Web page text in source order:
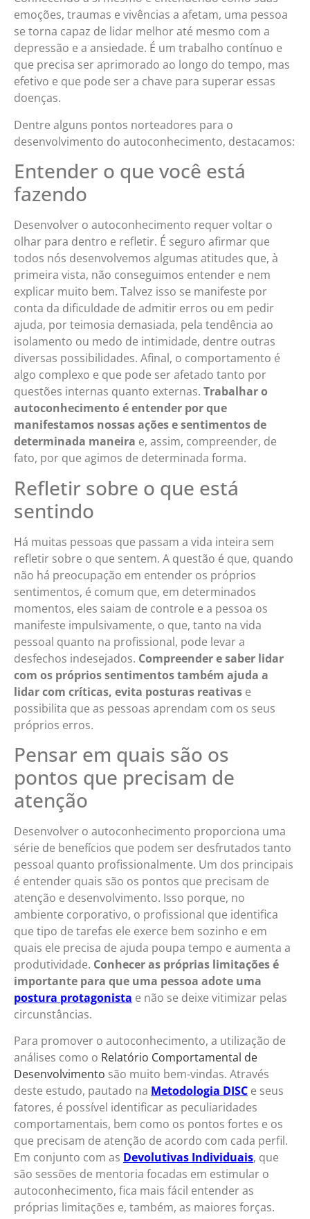
emoções, traumas e vivências a afetam, uma pessoa
se torna capaz de lidar melhor até mesmo com a
depressão e a ansiedade. É um trabalho contínuo e
que precisa ser aprimorado ao longo do tempo, mas
efetivo e que pode ser a chave para superar essas
doenças.
Dentre alguns pontos norteadores para o
desenvolvimento do autoconhecimento, destacamos:
Entender o que você está
fazendo
Desenvolver o autoconhecimento requer voltar o
olhar para dentro e refletir. É seguro afirmar que
todos nós desenvolvemos algumas atitudes que, à
primeira vista, não conseguimos entender e nem
explicar muito bem. Talvez isso se manifeste por
conta da dificuldade de admitir erros ou em pedir
ajuda, por teimosia demasiada, pela tendência ao
isolamento ou medo de intimidade, dentre outras
diversas possibilidades. Afinal, o comportamento é
algo complexo e que pode ser afetado tanto por
questões internas quanto externas. Trabalhar o
autoconhecimento é entender por que
manifestamos nossas ações e sentimentos de
determinada maneira e, assim, compreender, de
fato, por que agimos de determinada forma.
Refletir sobre o que está
sentindo
Há muitas pessoas que passam a vida inteira sem
refletir sobre o que sentem. A questão é que, quando
não há preocupação em entender os próprios
sentimentos, é comum que, em determinados
momentos, eles saiam de controle e a pessoa os
manifeste impulsivamente, o que, tanto na vida
pessoal quanto na profissional, pode levar a
desfechos indesejados. Compreender e saber lidar
com os próprios sentimentos também ajuda a
lidar com críticas, evita posturas reativas e
possibilita que as pessoas aprendam com os seus
próprios erros.
Pensar em quais são os
pontos que precisam de
atenção
Desenvolver o autoconhecimento proporciona uma
série de benefícios que podem ser desfrutados tanto
pessoal quanto profissionalmente. Um dos principais
é entender quais são os pontos que precisam de
atenção e desenvolvimento. Isso porque, no
ambiente corporativo, o profissional que identifica
que tipo de tarefas ele exerce bem sozinho e em
quais ele precisa de ajuda poupa tempo e aumenta a
produtividade. Conhecer as próprias limitações é
importante para que uma pessoa adote uma
postura protagonista e não se deixe vitimizar pelas
circunstâncias.
Para promover o autoconhecimento, a utilização de
análises como o Relatório Comportamental de
Desenvolvimento são muito bem-vindas. Através
deste estudo, pautado na Metodologia DISC e seus
fatores, é possível identificar as peculiaridades
comportamentais, bem como os pontos fortes e os
que precisam de atenção de acordo com cada perfil.
Em conjunto com as Devolutivas Individuais, que
são sessões de mentoria focadas em estimular o
autoconhecimento, fica mais fácil entender as
próprias limitações e, também, as maiores forças.